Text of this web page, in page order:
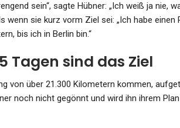
sein“, sagte Hübner: „Ich weiß ja nie,
wenn sie kurz vorm Ziel sei: „Ich habe einen
bis ich in Berlin bin.“
Tagen sind das Ziel
von über 21.300 Kilometern kommen,
noch nicht gegönnt und wird ihn ihrem
Im
Ein Verein, Seine
Freie